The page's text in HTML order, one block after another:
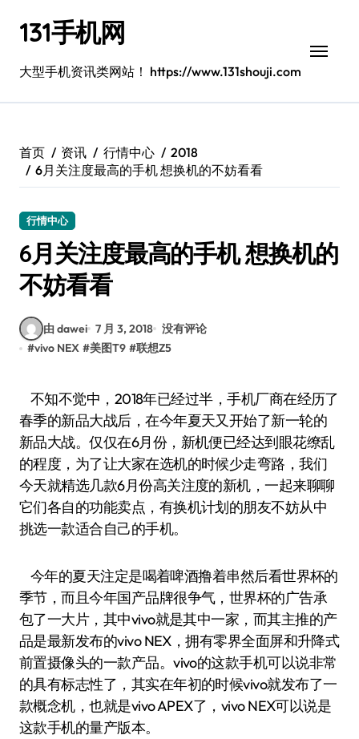
131手机网
大型手机资讯类网站！ https://www.131shouji.com
首页 资讯 行情中心
2018
6月关注度最高的手机 想换机的不妨看看
行情中心
6月关注度最高的手机 想换机的
不妨看看
由 dawei 7 月 3, 2018 没有评论
#vivo NEX #美图T9 #联想Z5
不知不觉中，2018年已经过半，手机厂商在经历了
春季的新品大战后，在今年夏天又开始了新一轮的
新品大战。仅仅在6月份，新机便已经达到眼花缭乱
的程度，为了让大家在选机的时候少走弯路，我们
今天就精选几款6月份高关注度的新机，一起来聊聊
它们各自的功能卖点，有换机计划的朋友不妨从中
挑选一款适合自己的手机。
今年的夏天注定是喝着啤酒撸着串然后看世界杯的
季节，而且今年国产品牌很争气，世界杯的广告承
包了一大片，其中vivo就是其中一家，而其主推的产
品是最新发布的vivo NEX，拥有零界全面屏和升降式
前置摄像头的一款产品。vivo的这款手机可以说非常
的具有标志性了，其实在年初的时候vivo就发布了一
款概念机，也就是vivo APEX了，vivo NEX可以说是
这款手机的量产版本。